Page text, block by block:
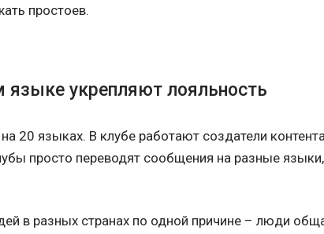
простоев.
укрепляют лояльность
20 языках. В клубе работают создатели
просто переводят сообщения на разные
в разных странах по одной причине – люди